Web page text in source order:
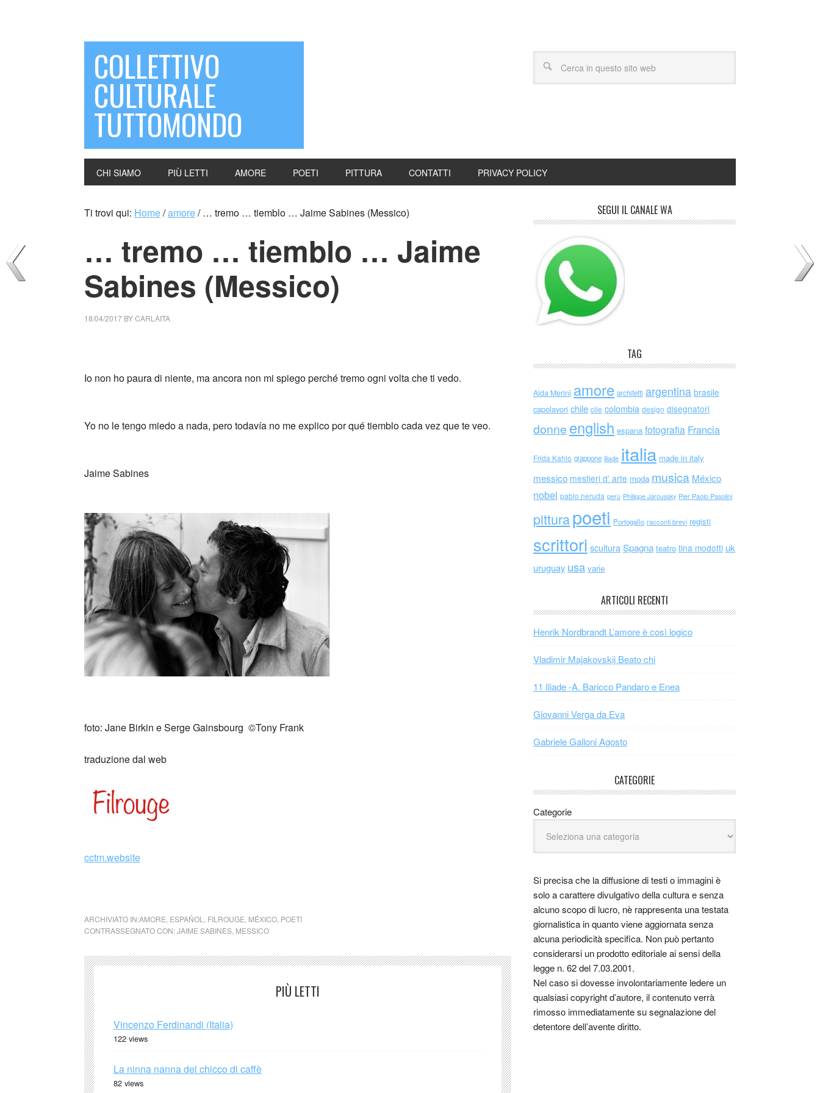
COLLETTIVO
CULTURALE
TUTTOMONDO
CHI SIAMO PIÙ LETTI AMORE POETI PITTURA CONTATTI PRIVACY POLICY
Ti trovi qui: Home/amore/… tremo … tiemblo … Jaime Sabines (Messico)
… tremo … tiemblo … Jaime
Sabines (Messico)
18/04/2017 BYCARLAITA
Io non ho paura di niente, ma ancora non mi spiego perché tremo ogni volta che ti vedo.
Yo no le tengo miedo a nada, pero todavía no me explico por qué tiemblo cada vez que te veo.
Jaime Sabines
foto: Jane Birkin e Serge Gainsbourg ©Tony Frank
traduzione dal web
cctm.website
ARCHIVIATO IN:AMORE ESPAÑOL FILROUGE MÉXICO POETI
CONTRASSEGNATO CON:JAIME SABINES MESSICO
PIÙ LETTI
Vincenzo Ferdinandi (Italia)
122 views
La ninna nanna del chicco di caffè
82 views
SEGUI IL CANALE WA
TAG
Alda Merini amore architetti argentina brasile
capolavori chile cile colombia design disegnatori
donne english espana fotografia Francia
Frida Kahlo giappone iliade italia made in italy
messico mestieri d' arte moda musica México
nobel pablo neruda perù Philippe Jaroussky Pier Paolo Pasolini
pitturapoeti Portogallo racconti brevi registi
scrittori scultura Spagna teatro tina modotti uk
uruguay usa varie
ARTICOLI RECENTI
Henrik Nordbrandt L’amore è così logico
Vladimir Majakovskij Beato chi
11 Iliade -A. Baricco Pandaro e Enea
Giovanni Verga da Eva
Gabriele Galloni Agosto
CATEGORIE
Categorie
Si precisa che la diffusione di testi o immagini è
solo a carattere divulgativo della cultura e senza
alcuno scopo di lucro, nè rappresenta una testata
giornalistica in quanto viene aggiornata senza
alcuna periodicità specifica. Non può pertanto
considerarsi un prodotto editoriale ai sensi della
legge n. 62 del 7.03.2001.
Nel caso si dovesse involontariamente ledere un
qualsiasi copyright d’autore, il contenuto verrà
rimosso immediatamente su segnalazione del
detentore dell’avente diritto.